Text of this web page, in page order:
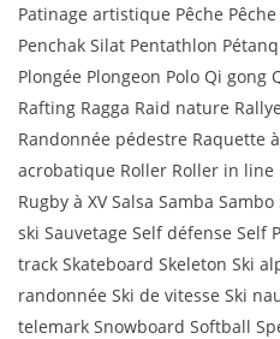
Patinage artistique Pêche
Penchak Silat Pentathlon
Plongée Plongeon Polo Qi gong
Rafting Ragga Raid nature
Randonnée pédestre Raquette
acrobatique Roller Roller in line
Rugby à XV Salsa Samba
ski Sauvetage Self défense Self
track Skateboard Skeleton Ski
randonnée Ski de vitesse Ski
telemark Snowboard Softball